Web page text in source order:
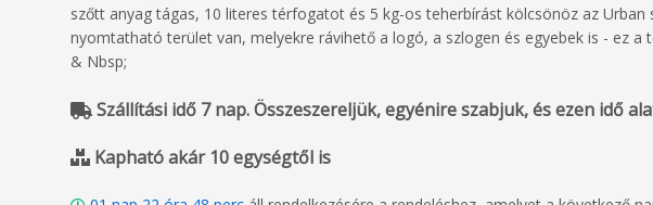
szőtt anyag tágas, 10 literes térfogatot és 5 kg-os teherbírást kölcsönöz az
nyomtatható terület van, melyekre rávihető a logó, a szlogen és egyebek is - ez
& Nbsp;
Szállítási idő 7 nap. Összeszereljük, egyénire szabjuk, és ezen idő
Kapható akár 10 egységtől is